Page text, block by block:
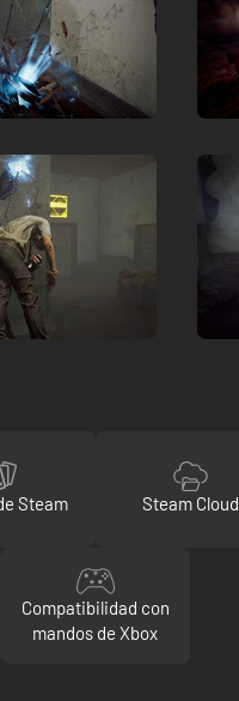
Steam Steam Cloud
Compatibilidad con
mandos de Xbox